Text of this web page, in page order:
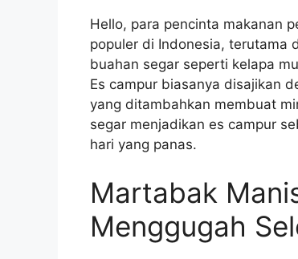
Hello, para pencinta makanan
populer di Indonesia, terutama
buahan segar seperti kelapa
Es campur biasanya disajikan
yang ditambahkan membuat
segar menjadikan es campur
hari yang panas.
Martabak
Menggugah